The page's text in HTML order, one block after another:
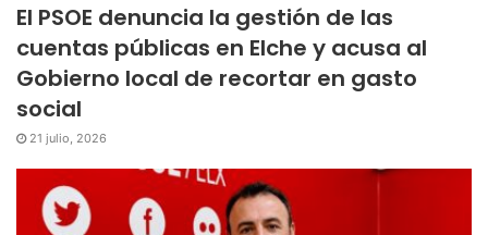
El PSOE denuncia la gestión de las
cuentas públicas en Elche y acusa al
Gobierno local de recortar en gasto
social
21 julio, 2026